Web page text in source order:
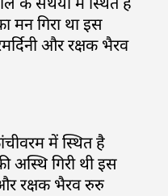
मन गिरा था इस
और रक्षक भैरव
में स्थित है
अस्थि गिरी थी इस
रक्षक भैरव रुरु